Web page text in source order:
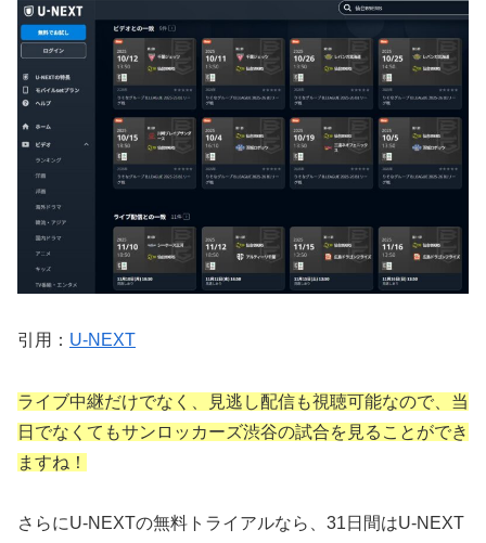
引用： U-NEXT
ライブ中継だけでなく、見逃し配信も視聴可能なので、当
日でなくてもサンロッカーズ渋谷の試合を見ることができ
ますね！
さらにU-NEXTの無料トライアルなら、31日間はU-NEXT